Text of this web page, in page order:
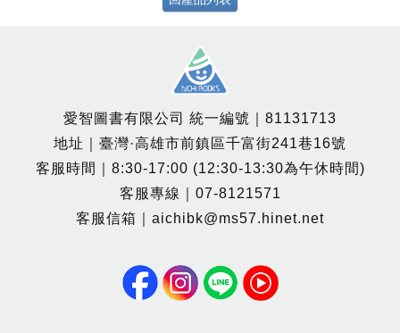
愛智圖書有限公司 統一編號｜81131713
地址｜臺灣·高雄市前鎮區千富街241巷16號
客服時間｜8:30-17:00 (12:30-13:30為午休時間)
客服專線｜07-8121571
客服信箱｜aichibk@ms57.hinet.net